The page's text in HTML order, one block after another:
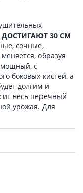
ДОСТИГАЮТ 30 СМ
сочные,
образуя
с
боковых кистей, а
долгим и
весь перечный
урожая. Для